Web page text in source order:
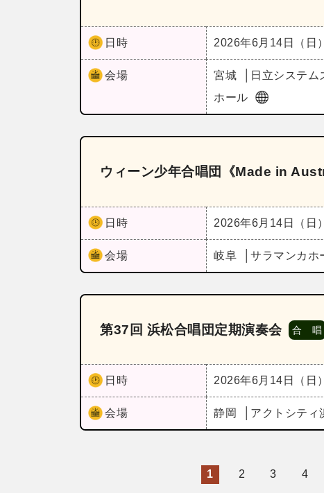
日時 2026年6月14日（日）
会場 宮城
日立システム
ホール
ウィーン少年合唱団《Made in
日時 2026年6月14日（日）
会場 岐阜 サラマンカホ
第37回 浜松合唱団定期演奏会 合 唱
日時 2026年6月14日（日）
会場 静岡 アクトシティ
1 2 3 4